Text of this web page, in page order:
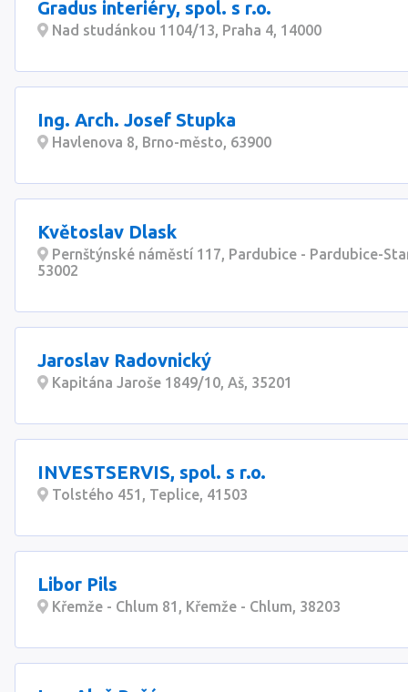
Gradus interiéry, spol. s r.o.
Nad studánkou 1104/13, Praha 4, 14000
Ing. Arch. Josef Stupka
Havlenova 8, Brno-město, 63900
Květoslav Dlask
Pernštýnské náměstí 117, Pardubice - Pardubice-
53002
Jaroslav Radovnický
Kapitána Jaroše 1849/10, Aš, 35201
INVESTSERVIS, spol. s r.o.
Tolstého 451, Teplice, 41503
Libor Pils
Křemže - Chlum 81, Křemže - Chlum, 38203